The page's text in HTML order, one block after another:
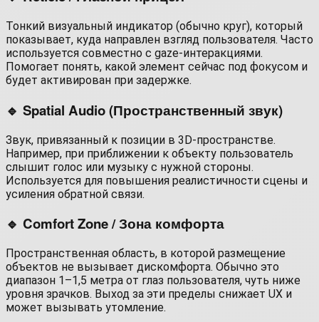
Тонкий визуальный индикатор (обычно круг), который
показывает, куда направлен взгляд пользователя. Часто
используется совместно с gaze-интеракциями.
Помогает понять, какой элемент сейчас под фокусом и
будет активирован при задержке.
🔹 Spatial Audio (Пространственный звук)
Звук, привязанный к позиции в 3D-пространстве.
Например, при приближении к объекту пользователь
слышит голос или музыку с нужной стороны.
Используется для повышения реалистичности сцены и
усиления обратной связи.
🔹 Comfort Zone / Зона комфорта
Пространственная область, в которой размещение
объектов не вызывает дискомфорта. Обычно это
диапазон 1–1,5 метра от глаз пользователя, чуть ниже
уровня зрачков. Выход за эти пределы снижает UX и
может вызывать утомление.